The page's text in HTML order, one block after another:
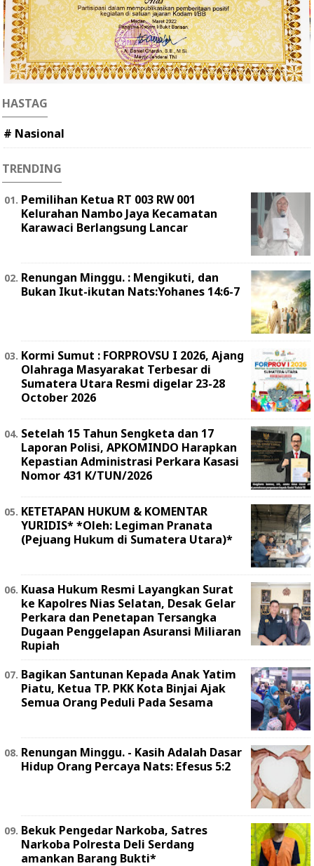
HASTAG
# Nasional
TRENDING
Pemilihan Ketua RT 003 RW 001
Kelurahan Nambo Jaya Kecamatan
Karawaci Berlangsung Lancar
Renungan Minggu. : Mengikuti, dan
Bukan Ikut-ikutan Nats:Yohanes 14:6-7
Kormi Sumut : FORPROVSU I 2026, Ajang
Olahraga Masyarakat Terbesar di
Sumatera Utara Resmi digelar 23-28
October 2026
Setelah 15 Tahun Sengketa dan 17
Laporan Polisi, APKOMINDO Harapkan
Kepastian Administrasi Perkara Kasasi
Nomor 431 K/TUN/2026
KETETAPAN HUKUM & KOMENTAR
YURIDIS* *Oleh: Legiman Pranata
(Pejuang Hukum di Sumatera Utara)*
Kuasa Hukum Resmi Layangkan Surat
ke Kapolres Nias Selatan, Desak Gelar
Perkara dan Penetapan Tersangka
Dugaan Penggelapan Asuransi Miliaran
Rupiah
Bagikan Santunan Kepada Anak Yatim
Piatu, Ketua TP. PKK Kota Binjai Ajak
Semua Orang Peduli Pada Sesama
Renungan Minggu. - Kasih Adalah Dasar
Hidup Orang Percaya Nats: Efesus 5:2
Bekuk Pengedar Narkoba, Satres
Narkoba Polresta Deli Serdang
amankan Barang Bukti*